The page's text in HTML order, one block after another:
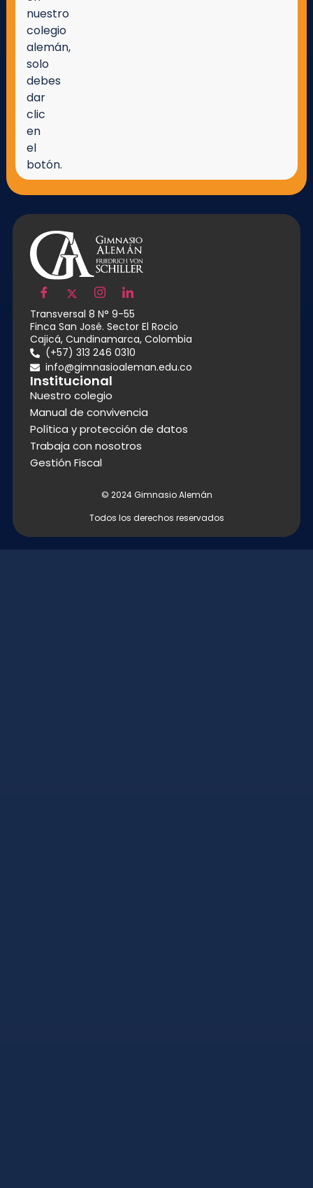
nuestro
colegio
alemán,
solo
debes
dar
clic
en
el
botón.
Transversal 8 N° 9-55
Finca San José. Sector El Rocio
Cajicá, Cundinamarca, Colombia
(+57) 313 246 0310
info@gimnasioaleman.edu.co
Institucional
Nuestro colegio
Manual de convivencia
Política y protección de datos
Trabaja con nosotros
Gestión Fiscal
© 2024 Gimnasio Alemán
Todos los derechos reservados